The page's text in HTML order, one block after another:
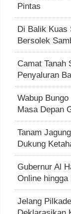
Pintas
Di Balik Kuas
Bersolek
Camat Tanah
Penyaluran
Wabup
Masa Depan
Tanam
Dukung
Gubernur Al
Online hingga
Jelang